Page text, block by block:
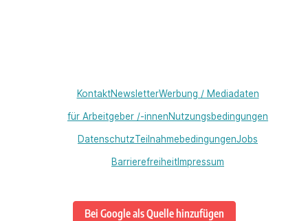
KontaktNewsletterWerbung / Mediadaten
für Arbeitgeber /-innenNutzungsbedingungen
DatenschutzTeilnahmebedingungenJobs
BarrierefreiheitImpressum
Bei Google als Quelle hinzufügen